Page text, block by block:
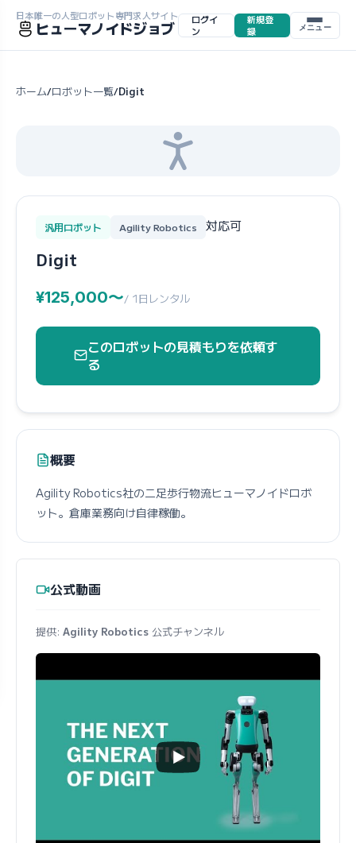
日本唯一の人型ロボット専門求人サイト
ヒューマノイドジョブ
ログイ
ン
新規登
録
メニュー
ホーム/ロボット一覧/Digit
汎用ロボット Agility Robotics 対応可
Digit
¥125,000〜/ 1日レンタル
このロボットの見積もりを依頼す
る
概要
Agility Robotics社の二足歩行物流ヒューマノイドロボ
ット。倉庫業務向け自律稼働。
公式動画
提供: Agility Robotics 公式チャンネル